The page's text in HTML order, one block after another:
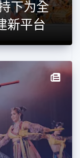
下为全
新平台